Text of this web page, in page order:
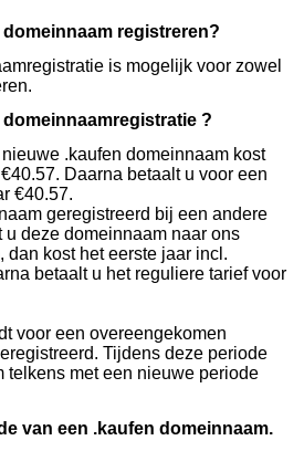
registreren?
is mogelijk voor zowel
?
.kaufen domeinnaam kost
Daarna betaalt u voor een
€40.57.
geregistreerd bij een andere
u deze domeinnaam naar ons
dan kost het eerste jaar incl.
betaalt u het reguliere tarief voor
voor een overeengekomen
Tijdens deze periode
telkens met een nieuwe periode
van een .kaufen domeinnaam.